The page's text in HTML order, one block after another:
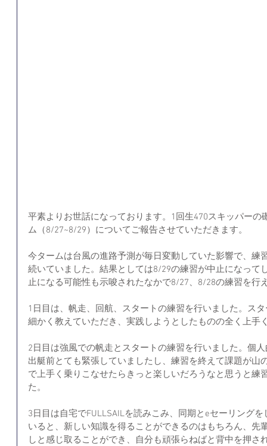
平素よりお世話になっております。1回生470スキッパーの
ム（8/27~8/29）についてご報告させていただきます。
今タームは台風の進路予測が毎日変動していた影響で、練
続いていました。結果としては8/29の練習が中止になって
止になる可能性も示唆されたなかで8/27、8/28の練習を行
1日目は、帆走、回航、スタートの練習を行いました。ス
細かく教えていただき、実践しようとしたものの全く上手
2日目は強風での帆走とスタートの練習を行いました。個
出艇前とても緊張していましたし、練習を終えて課題が山
で上手く乗りこなせたらきっと楽しいだろうなと思うと練
た。
3日目は自宅でFULLSAILを読みこみ、同期とeセーリング
いると、新しい知識を得ることができるのはもちろん、先
しと感じ取ることができ、自分も頑張らねばと背中を押さ